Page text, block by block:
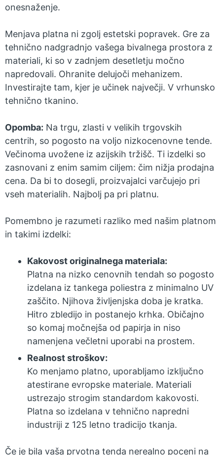
onesnaženje.
Menjava platna ni zgolj estetski popravek. Gre za
tehnično nadgradnjo vašega bivalnega prostora z
materiali, ki so v zadnjem desetletju močno
napredovali. Ohranite delujoči mehanizem.
Investirajte tam, kjer je učinek največji. V vrhunsko
tehnično tkanino.
Opomba: Na trgu, zlasti v velikih trgovskih
centrih, so pogosto na voljo nizkocenovne tende.
Večinoma uvožene iz azijskih tržišč. Ti izdelki so
zasnovani z enim samim ciljem: čim nižja prodajna
cena. Da bi to dosegli, proizvajalci varčujejo pri
vseh materialih. Najbolj pa pri platnu.
Pomembno je razumeti razliko med našim platnom
in takimi izdelki:
Kakovost originalnega materiala:
Platna na nizko cenovnih tendah so pogosto
izdelana iz tankega poliestra z minimalno UV
zaščito. Njihova življenjska doba je kratka.
Hitro zbledijo in postanejo krhka. Običajno
so komaj močnejša od papirja in niso
namenjena večletni uporabi na prostem.
Realnost stroškov:
Ko menjamo platno, uporabljamo izključno
atestirane evropske materiale. Materiali
ustrezajo strogim standardom kakovosti.
Platna so izdelana v tehnično napredni
industriji z 125 letno tradicijo tkanja.
Če je bila vaša prvotna tenda nerealno poceni na